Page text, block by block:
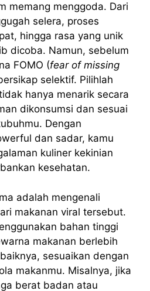
memang menggoda. Dari
selera, proses
hingga rasa yang unik
dicoba. Namun, sebelum
FOMO (fear of missing
selektif. Pilihlah
hanya menarik secara
dikonsumsi dan sesuai
Dengan
dan sadar, kamu
kuliner kekinian
kesehatan.
adalah mengenali
makanan viral tersebut.
bahan tinggi
makanan berlebih
sesuaikan dengan
makanmu. Misalnya, jika
berat badan atau